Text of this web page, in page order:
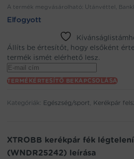
A termék megvásárolható: Utánvéttel,
Elfogyott
Állíts be értesítőt, hogy elsőként
termék ismét elérhető lesz.
Enter
your
email
to
waitlist
this
TERMÉKÉRTESÍTŐ BEKAPCSOLÁSA
Kategóriák: Egészség/sport, Kerékpár
XTROBB kerékpár fék
(WNDR25242) leírása